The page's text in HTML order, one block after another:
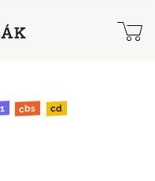
cbs cd